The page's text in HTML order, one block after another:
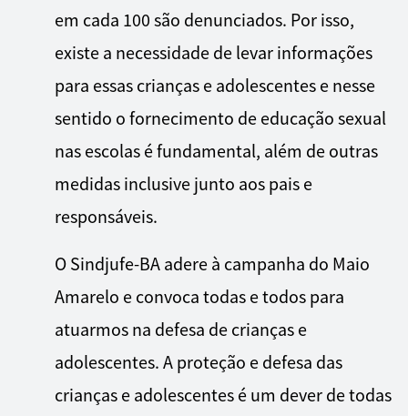
em cada 100 são denunciados. Por isso,
existe a necessidade de levar informações
para essas crianças e adolescentes e nesse
sentido o fornecimento de educação sexual
nas escolas é fundamental, além de outras
medidas inclusive junto aos pais e
responsáveis.
O Sindjufe-BA adere à campanha do Maio
Amarelo e convoca todas e todos para
atuarmos na defesa de crianças e
adolescentes. A proteção e defesa das
crianças e adolescentes é um dever de todas